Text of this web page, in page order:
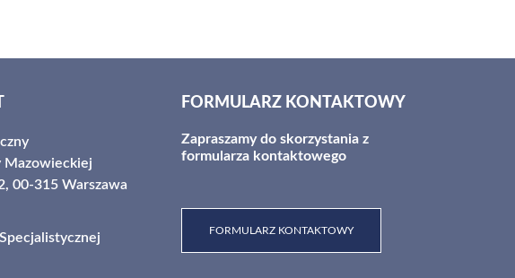
Mazowieckiej
00-315 Warszawa
FORMULARZ KONTAKTOWY
Zapraszamy do skorzystania z
formularza kontaktowego
FORMULARZ KONTAKTOWY